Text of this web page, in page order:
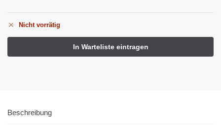
Nicht vorrätig
Beschreibung